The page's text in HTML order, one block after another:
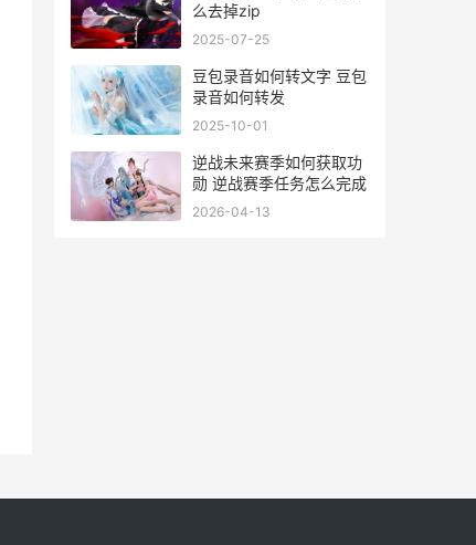
么去掉zip
2025-07-25
豆包录音如何转文字 豆包
录音如何转发
2025-10-01
逆战未来赛季如何获取功
勋 逆战赛季任务怎么完成
2026-04-13